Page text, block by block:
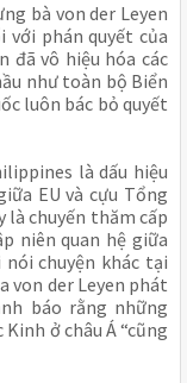
bà von der Leyen
với phán quyết của
đã vô hiệu hóa các
như toàn bộ Biển
luôn bác bỏ quyết
là dấu hiệu
EU và cựu Tổng
là chuyến thăm cấp
niên quan hệ giữa
chuyện khác tại
von der Leyen phát
báo rằng những
ở châu Á “cũng